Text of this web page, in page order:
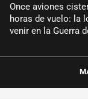
Once aviones
horas de vuelo: la
venir en la Guerra